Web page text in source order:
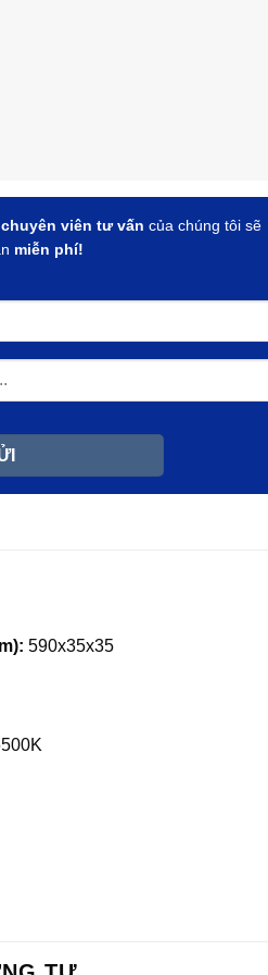
chuyên viên tư vấn của chúng tôi sẽ
miễn phí!
590x35x35